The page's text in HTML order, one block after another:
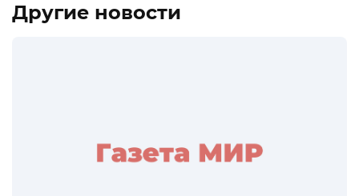
Другие новости